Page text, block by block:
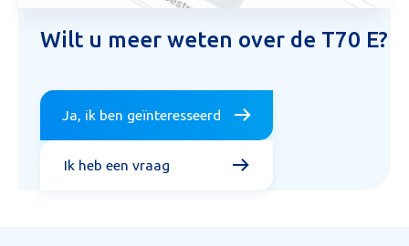
Wilt u meer weten over de T70 E?
Ja, ik ben geïnteresseerd
Ik heb een vraag